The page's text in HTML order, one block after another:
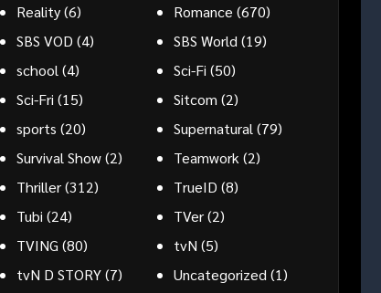
Reality(6) Romance (670)
SBS VOD (4) SBS World(19)
school(4) Sci-Fi (50)
Sci-Fri (15) Sitcom (2)
sports (20) Supernatural(79)
Survival Show(2) Teamwork(2)
Thriller(312) TrueID (8)
Tubi (24) TVer(2)
TVING (80) tvN (5)
tvN D STORY(7) Uncategorized(1)